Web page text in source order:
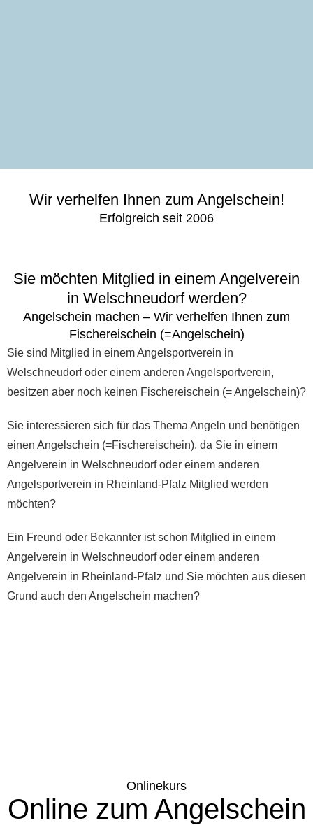
Wir verhelfen Ihnen zum Angelschein!
Erfolgreich seit 2006
Sie möchten Mitglied in einem Angelverein
in Welschneudorf werden?
Angelschein machen – Wir verhelfen Ihnen zum
Fischereischein (=Angelschein)
Sie sind Mitglied in einem Angelsportverein in
Welschneudorf oder einem anderen Angelsportverein,
besitzen aber noch keinen Fischereischein (= Angelschein)?
Sie interessieren sich für das Thema Angeln und benötigen
einen Angelschein (=Fischereischein), da Sie in einem
Angelverein in Welschneudorf oder einem anderen
Angelsportverein in Rheinland-Pfalz Mitglied werden
möchten?
Ein Freund oder Bekannter ist schon Mitglied in einem
Angelverein in Welschneudorf oder einem anderen
Angelverein in Rheinland-Pfalz und Sie möchten aus diesen
Grund auch den Angelschein machen?
Onlinekurs
Online zum Angelschein